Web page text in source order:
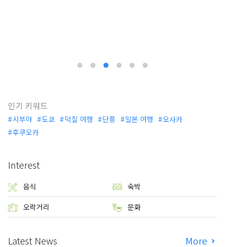
인기 키워드
시부야 도쿄 덕질 여행 단풍 일본 여행
오사카
후쿠오카
Interest
음식 숙박
오락거리 문화
Latest News More